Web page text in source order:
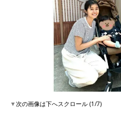
▼次の画像は下へスクロール (1/7)